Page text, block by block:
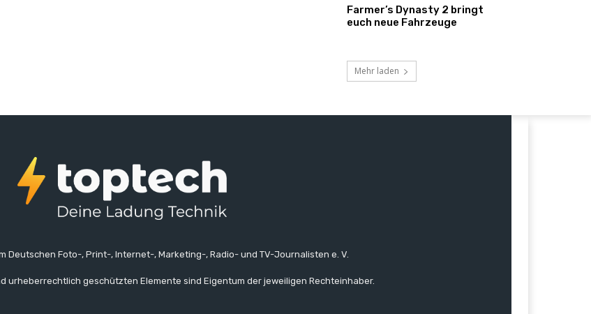
Farmer’s Dynasty 2 bringt
euch neue Fahrzeuge
Mehr laden
Deutschen Foto-, Print-, Internet-, Marketing-, Radio- und TV-Journalisten e. V.
urheberrechtlich geschützten Elemente sind Eigentum der jeweiligen Rechteinhaber.